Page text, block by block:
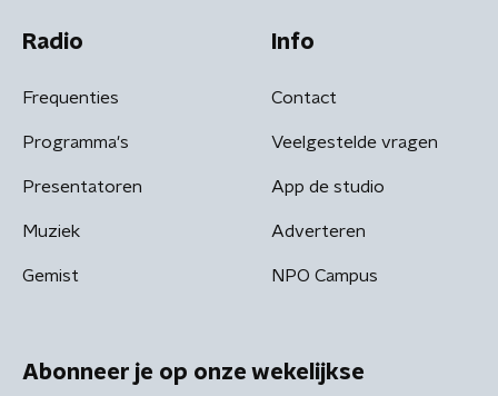
Radio
Frequenties
Programma's
Presentatoren
Muziek
Gemist
Info
Contact
Veelgestelde vragen
App de studio
Adverteren
NPO Campus
Abonneer je op onze wekelijkse